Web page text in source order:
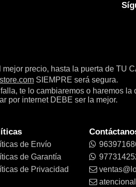
precio, hasta la puerta de TU
SIEMPRE será segura.
te lo cambiaremos o haremos
por internet DEBE ser la mejor.
de Envío
de Garantía
de Privacidad